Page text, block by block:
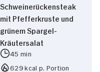
Schweinerückensteak
mit Pfefferkruste und
grünem Spargel-
Kräutersalat
45 min
629 kcal p. Portion